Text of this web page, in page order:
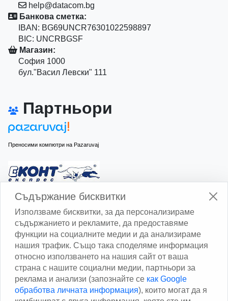
help@datacom.bg
Банкова сметка:
IBAN: BG69UNCR76301022598897
BIC: UNCRBGSF
Магазин:
София 1000
бул."Васил Левски" 111
Партньори
Преносими компютри на Pazaruvaj
Изчисли доставката с Еконт
Изчисли доставката със Спиди
Facebook
Съдържание бисквитки
Използваме бисквитки, за да персонализираме
съдържанието и рекламите, да предоставяме
функции на социалните медии и да анализираме
нашия трафик. Също така споделяме информация
относно използването на нашия сайт от ваша
страна с нашите социални медии, партньори за
реклама и анализи (запознайте се как Google
обработва личната информация), които могат да я